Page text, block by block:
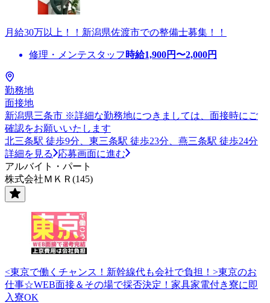
月給30万以上！！新潟県佐渡市での整備士募集！！
修理・メンテスタッフ 時給1,900円〜2,000円
勤務地
面接地
新潟県三条市 ※詳細な勤務地につきましては、面接時にご
確認をお願いいたします
北三条駅 徒歩9分、東三条駅 徒歩23分、燕三条駅 徒歩24分
詳細を見る
応募画面に進む
アルバイト・パート
株式会社ＭＫＲ(145)
<東京で働くチャンス！新幹線代も会社で負担！>東京のお
仕事☆WEB面接＆その場で採否決定！家具家電付き寮に即
入寮OK